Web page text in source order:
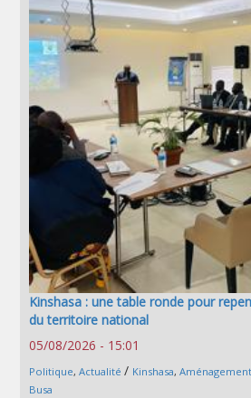
Kinshasa : une table ronde pour
du territoire national
05/08/2026 - 15:01
Politique, Actualité / Kinshasa,
Busa